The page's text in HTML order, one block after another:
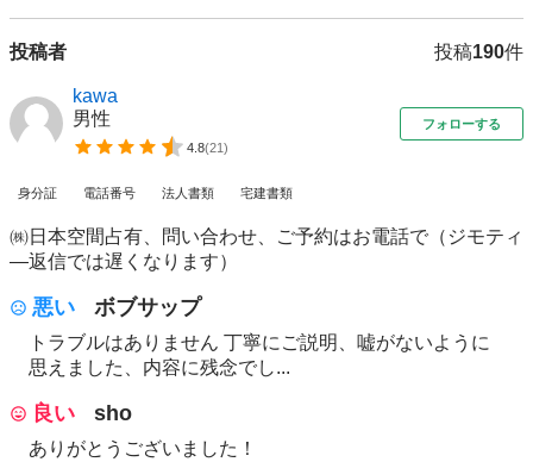
投稿者 投稿190件
kawa
男性
4.8(21)
フォローする
身分証 電話番号 法人書類 宅建書類
㈱日本空間占有、問い合わせ、ご予約はお電話で（ジモティ
―返信では遅くなります）
悪い ボブサップ
トラブルはありません 丁寧にご説明、嘘がないように
思えました、内容に残念でし...
良い sho
ありがとうございました！